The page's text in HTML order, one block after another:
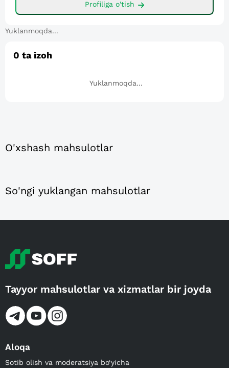
Profiliga o'tish
Yuklanmoqda...
0 ta izoh
Yuklanmoqda...
O'xshash mahsulotlar
So'ngi yuklangan mahsulotlar
Tayyor mahsulotlar va xizmatlar bir joyda
Aloqa
Sotib olish va moderatsiya bo‘yicha